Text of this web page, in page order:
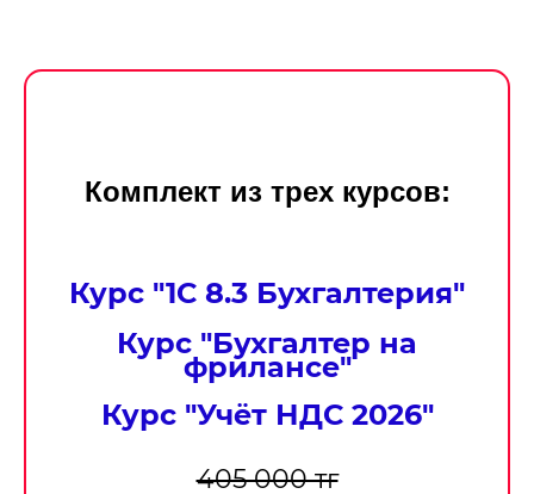
Комплект из трех курсов:
Курс "1С 8.3 Бухгалтерия"
Курс "Бухгалтер на
фрилансе"
Курс "Учёт НДС 2026"
405 000 тг